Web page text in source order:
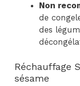
Non
de
des
Réchauffage
sésame